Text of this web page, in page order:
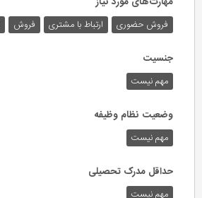
فروش حضوری ارتباط با مشتری فروش
جنسیت
مهم نیست
وضعیت نظام وظیفه
مهم‌ نیست
حداقل مدرک تحصیلی
مهم نیست